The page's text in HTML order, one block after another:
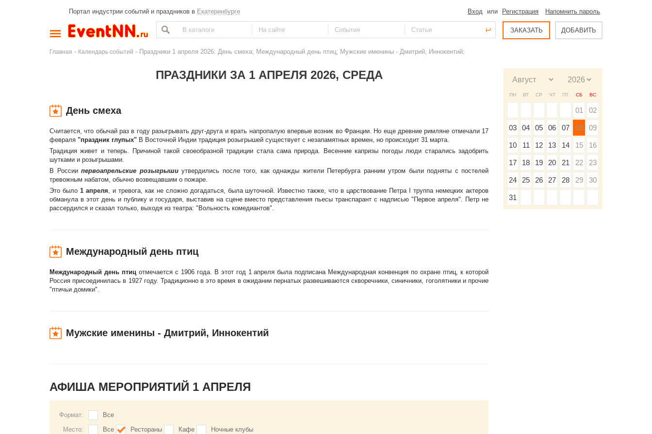
Портал индустрии событий и праздников в Екатеринбурге Вход или Регистрация Напомнить пароль
ЗАКАЗАТЬ ДОБАВИТЬ
Главная - Календарь событий - Праздники 1 апреля 2026: День смеха; Международный день птиц; Мужские именины - Дмитрий, Иннокентий;
ПРАЗДНИКИ ЗА 1 АПРЕЛЯ 2026, СРЕДА
День смеха
Считается, что обычай раз в году разыгрывать друг-друга и врать напропалую впервые возник во Франции. Но еще древние римляне отмечали 17
февраля "праздник глупых" В Восточной Индии традиция розыгрышей существует с незапамятных времен, но происходит 31 марта.
Традиция живет и теперь. Причиной такой своеобразной традиции стала сама природа. Весенние капризы погоды люди старались задобрить
шутками и розыгрышами.
В России первоапрельские розыгрышиутвердились после того, как однажды жители Петербурга ранним утром были подняты с постелей
тревожным набатом, обычно возвещавшим о пожаре.
Это было 1 апреля, и тревога, как не сложно догадаться, была шуточной. Известно также, что в царствование Петра I труппа немецких актеров
обманула в этот день и публику и государя, выставив на сцене вместо представления пьесы транспарант с надписью "Первое апреля". Петр не
рассердился и сказал только, выходя из театра: "Вольность комедиантов".
Международный день птиц
Международный день птицотмечается с 1906 года. В этот год 1 апреля была подписана Международная конвенция по охране птиц, к которой
Россия присоединилась в 1927 году. Традиционно в это время в ожидании пернатых развешиваются скворечники, синичники, гоголятники и прочие
"птичьи домики".
Мужские именины - Дмитрий, Иннокентий
АФИША МЕРОПРИЯТИЙ 1 АПРЕЛЯ
Формат:
Все
Место:
Все Рестораны Кафе Ночные клубы
ПН ВТ СР ЧТ ПТ СБ ВС
01 02
03 04 05 06 07 08 09
10 11 12 13 14 15 16
17 18 19 20 21 22 23
24 25 26 27 28 29 30
31